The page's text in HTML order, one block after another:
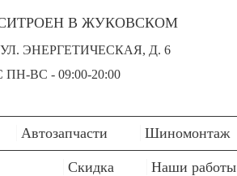
В ЖУКОВСКОМ
ЭНЕРГЕТИЧЕСКАЯ, Д. 6
ВC - 09:00-20:00
Автозапчасти Шиномонтаж
Скидка Наши работы